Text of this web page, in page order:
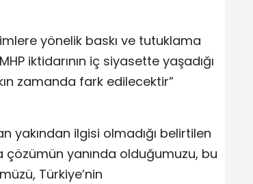
yönelik baskı ve tutuklama
iktidarının iç siyasette yaşadığı
zamanda fark edilecektir”
yakından ilgisi olmadığı belirtilen
yanında olduğumuzu, bu
Türkiye’nin